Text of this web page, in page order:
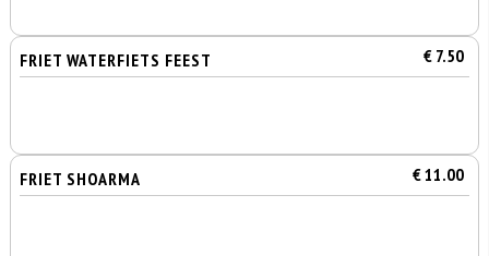
FRIET WATERFIETS FEEST € 7.50
FRIET SHOARMA € 11.00